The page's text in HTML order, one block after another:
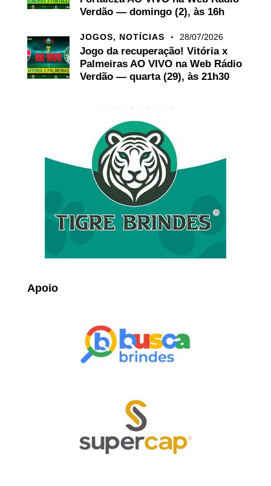
Verdão — domingo (2), às 16h
JOGOS, NOTÍCIAS 28/07/2026
Jogo da recuperação! Vitória x
Palmeiras AO VIVO na Web Rádio
Verdão — quarta (29), às 21h30
Apoio